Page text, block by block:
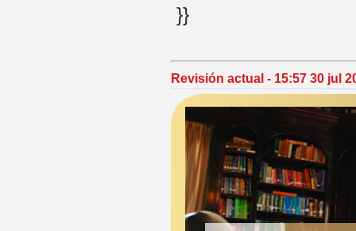
}}
Revisión actual - 15:57 30 jul